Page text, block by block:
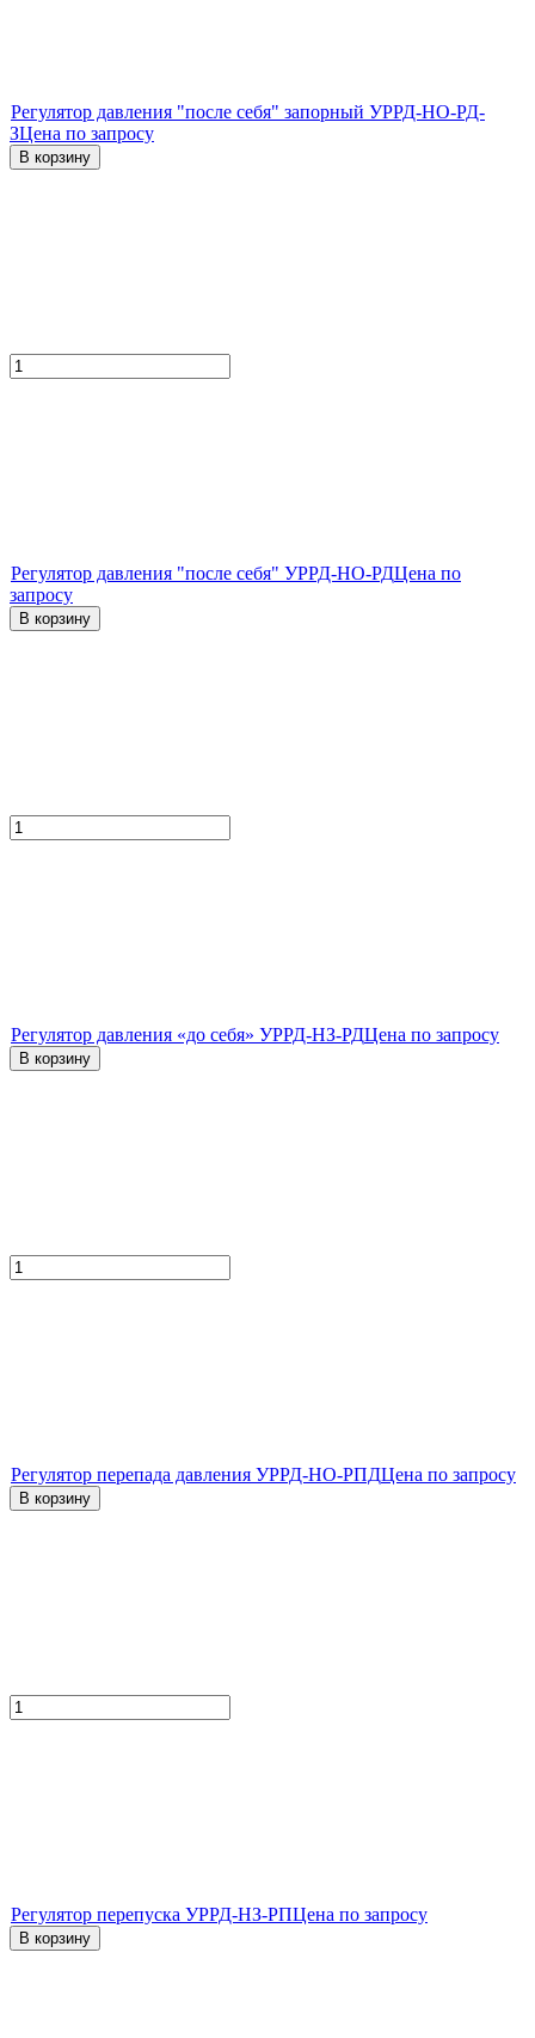
Регулятор давления "после себя" запорный УРРД-НО-РД-
ЗЦена по запросу
В корзину
Регулятор давления "после себя" УРРД-НО-РДЦена по
запросу
В корзину
Регулятор давления «до себя» УРРД-НЗ-РДЦена по запросу
В корзину
Регулятор перепада давления УРРД-НО-РПДЦена по запросу
В корзину
Регулятор перепуска УРРД-НЗ-РПЦена по запросу
В корзину